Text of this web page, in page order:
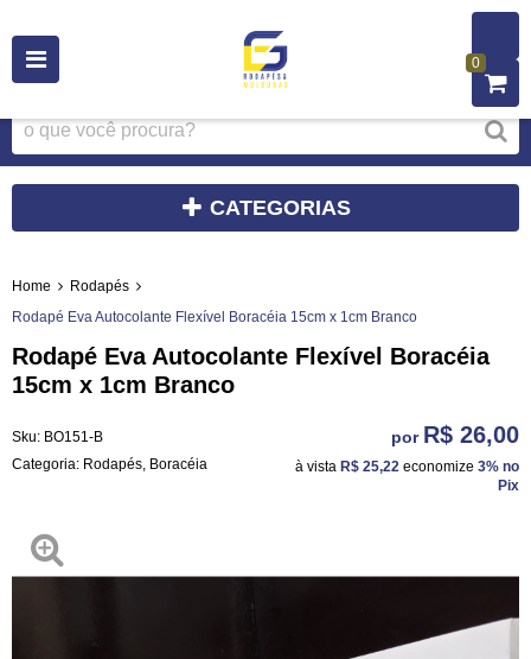
0
CATEGORIAS
Home
Rodapés
Rodapé Eva Autocolante Flexível Boracéia 15cm x 1cm Branco
Rodapé Eva Autocolante Flexível Boracéia
15cm x 1cm Branco
Sku: BO151-B
Categoria: Rodapés Boracéia
por R$ 26,00
à vista R$ 25,22 economize 3% no
Pix